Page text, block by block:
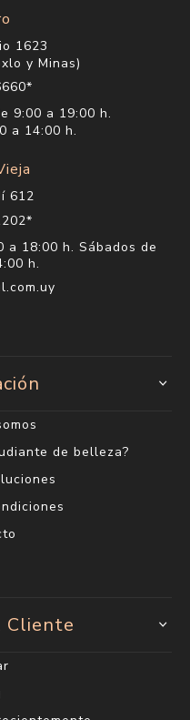
1623
y Minas)
9:00 a 19:00 h.
a 14:00 h.
612
a 18:00 h. Sábados de
h.
de belleza?
Cliente